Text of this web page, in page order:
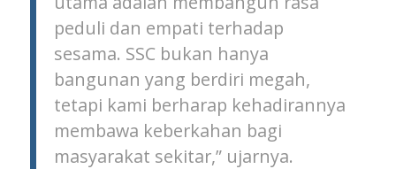
peduli dan empati terhadap
sesama. SSC bukan hanya
bangunan yang berdiri megah,
tetapi kami berharap kehadirannya
membawa keberkahan bagi
masyarakat sekitar,” ujarnya.